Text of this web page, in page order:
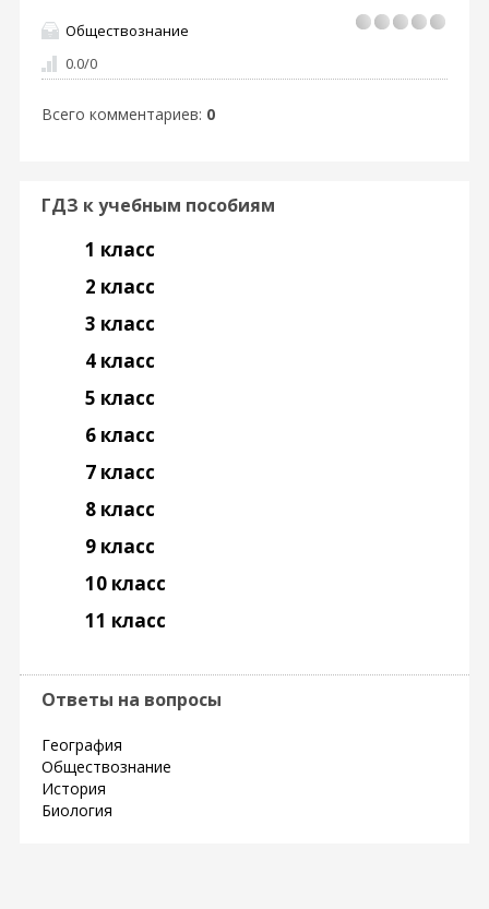
Обществознание
0.0/0
Всего комментариев: 0
ГДЗ к учебным пособиям
1 класс
2 класс
3 класс
4 класс
5 класс
6 класс
7 класс
8 класс
9 класс
10 класс
11 класс
Ответы на вопросы
География
Обществознание
История
Биология